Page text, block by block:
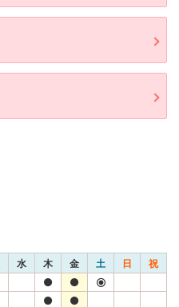
水 木 金 土 日 祝